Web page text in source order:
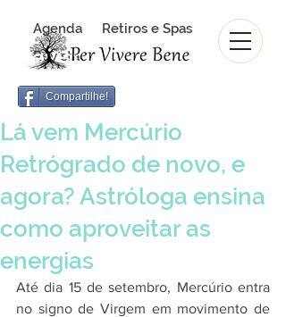
Agenda
Revista
Retiros e Spas
Revista Per Vivere Bene
Compartilhe!
Lá vem Mercúrio
Retrógrado de novo, e
agora? Astróloga ensina
como aproveitar as
energias
Até dia 15 de setembro, Mercúrio entra
no signo de Virgem em movimento de